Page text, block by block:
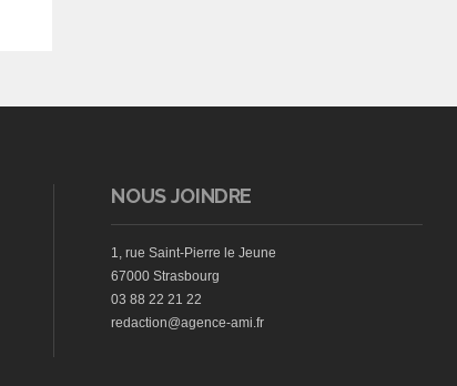
NOUS JOINDRE
1, rue Saint-Pierre le Jeune
67000 Strasbourg
03 88 22 21 22
redaction@agence-ami.fr